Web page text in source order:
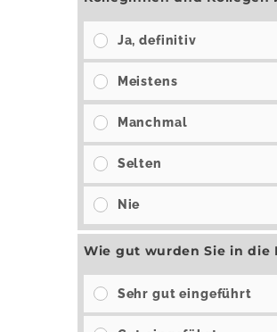
Ja, definitiv
Meistens
Manchmal
Selten
Nie
Wie gut wurden Sie in die
Sehr gut eingeführt